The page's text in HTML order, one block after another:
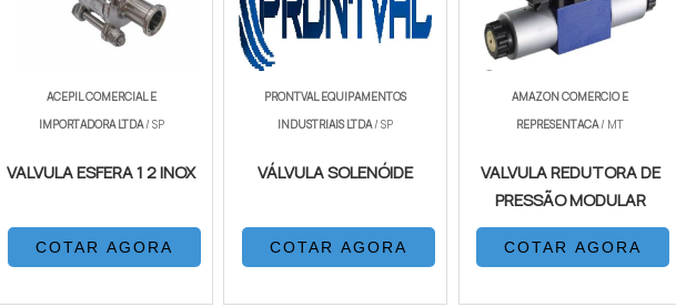
ACEPIL COMERCIAL E
IMPORTADORA LTDA/ SP
VALVULA ESFERA 1 2 INOX
COTAR AGORA
PRONTVAL EQUIPAMENTOS
INDUSTRIAIS LTDA/ SP
VÁLVULA SOLENÓIDE
COTAR AGORA
AMAZON COMERCIO E
REPRESENTACA/ MT
VALVULA REDUTORA DE
PRESSÃO MODULAR
COTAR AGORA